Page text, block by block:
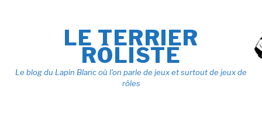
LE TERRIER
RÔLISTE
Le blog du Lapin Blanc où l'on parle de jeux et surtout de jeux de
rôles